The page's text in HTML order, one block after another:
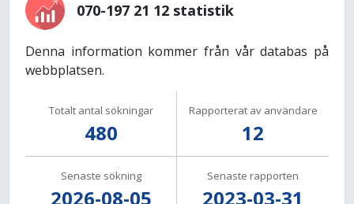
070-197 21 12 statistik
Denna information kommer från vår databas på
webbplatsen.
Totalt antal sökningar
480
Rapporterat av användare
12
Senaste sökning
2026-08-05
Senaste rapporten
2023-03-31